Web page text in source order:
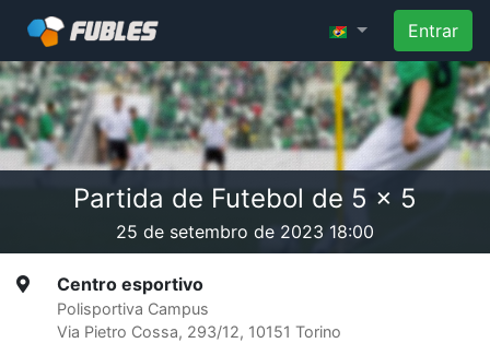
Entrar
Partida de Futebol de 5 x 5
25 de setembro de 2023 18:00
Centro esportivo
Polisportiva Campus
Via Pietro Cossa, 293/12, 10151 Torino